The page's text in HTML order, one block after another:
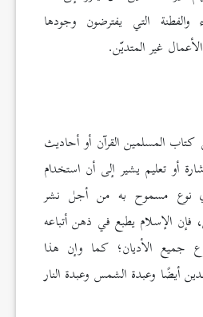
التي يفترضون وجودها
غير المتديّن.
المسلمين القرآن أو أحاديث
أو تعليم يشير إلى أن استخدام
نوع مسموح به من أجل نشر
الإسلام يطبع في ذهن أتباعه
جميع الأديان؛ كما وإن هذا
أيضًا وعبدة الشمس وعبدة النار